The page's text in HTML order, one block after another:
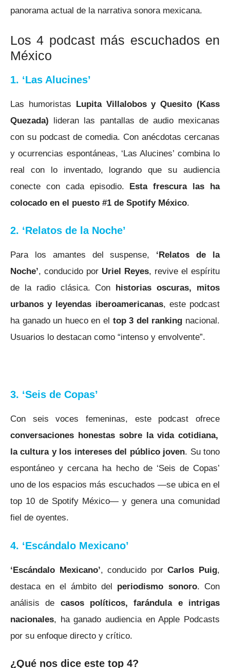
panorama actual de la narrativa sonora mexicana.
Los 4 podcast más escuchados en
México
1. ‘Las Alucines’
Las humoristas Lupita Villalobos y Quesito (Kass
Quezada) lideran las pantallas de audio mexicanas
con su podcast de comedia. Con anécdotas cercanas
y ocurrencias espontáneas, ‘Las Alucines’ combina lo
real con lo inventado, logrando que su audiencia
conecte con cada episodio. Esta frescura las ha
colocado en el puesto #1 de Spotify México.
2. ‘Relatos de la Noche’
Para los amantes del suspense, ‘Relatos de la
Noche’, conducido por Uriel Reyes, revive el espíritu
de la radio clásica. Con
historias oscuras, mitos
urbanos y leyendas iberoamericanas, este podcast
ha ganado un hueco en el top 3 del ranking nacional .
Usuarios lo destacan como “intenso y envolvente”.
3. ‘Seis de Copas’
Con seis voces femeninas, este podcast ofrece
conversaciones honestas sobre la vida cotidiana,
la cultura y los intereses del público joven. Su tono
espontáneo y cercana ha hecho de ‘Seis de Copas’
uno de los espacios más escuchados —se ubica en el
top 10 de Spotify México— y genera una comunidad
fiel de oyentes.
4. ‘Escándalo Mexicano’
‘Escándalo Mexicano’, conducido porCarlos Puig,
destaca en el ámbito del periodismo sonoro. Con
análisis de casos políticos, farándula e intrigas
nacionales, ha ganado audiencia en Apple Podcasts
por su enfoque directo y crítico.
¿Qué nos dice este top 4?